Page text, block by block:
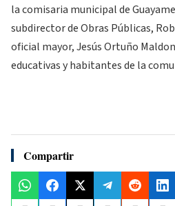
la comisaria municipal de
subdirector de Obras Públicas,
oficial mayor, Jesús Ortuño
educativas y habitantes de la
Compartir